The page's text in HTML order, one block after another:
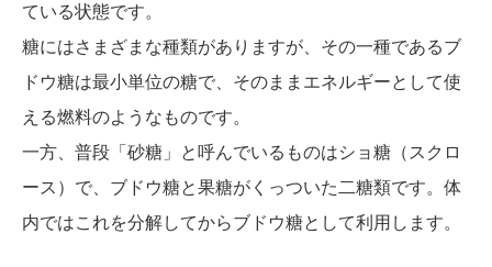
ている状態です。
糖にはさまざまな種類がありますが、その一種であるブ
ドウ糖は最小単位の糖で、そのままエネルギーとして使
える燃料のようなものです。
一方、普段「砂糖」と呼んでいるものはショ糖（スクロ
ース）で、ブドウ糖と果糖がくっついた二糖類です。体
内ではこれを分解してからブドウ糖として利用します。